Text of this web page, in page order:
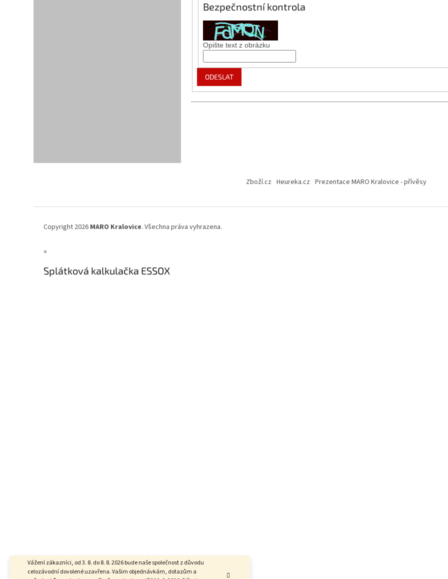
Vážení zákazníci, od 3. 8. do 8. 8. 2026 bude naše společnost z důvodu
celozávodní dovolené uzavřena. Vašim objednávkám, dotazům a
Bezpečnostní kontrola
Opište text z obrázku
ODESLAT
Zboží.cz Heureka.cz Prezentace MARO Kralovice - přívěsy
Copyright 2026 MARO Kralovice. Všechna práva vyhrazena.
×
Splátková kalkulačka ESSOX